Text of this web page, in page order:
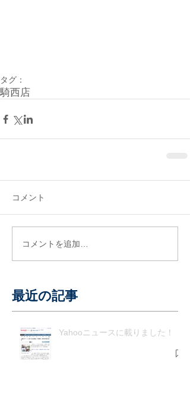
タグ：
騎西店
コメント
コメントを追加…
最近の記事
Yahooニュースに載りました！